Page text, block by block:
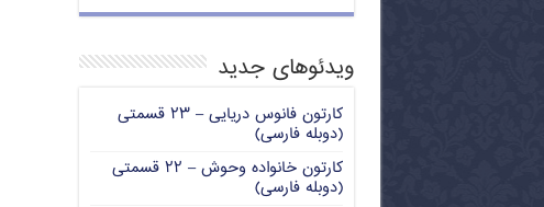
ویدئوهای جدید
کارتون فانوس دریایی – ۲۳ قسمتی
(دوبله فارسی)
کارتون خانواده وحوش – ۲۲ قسمتی
(دوبله فارسی)